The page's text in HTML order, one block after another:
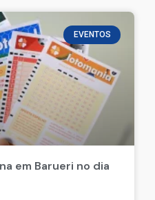
em Barueri no dia
EVENTOS